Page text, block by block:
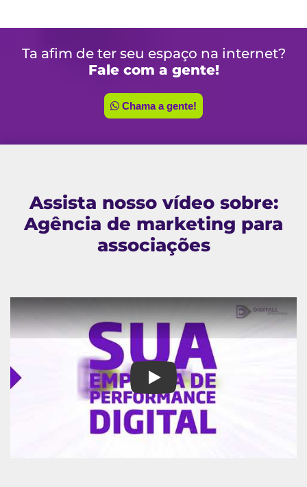
Ta afim de ter seu espaço na internet?
Fale com a gente!
Chama a gente!
Assista nosso vídeo sobre:
Agência de marketing para
associações
Agência de marketing para